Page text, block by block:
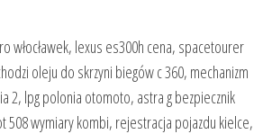
włocławek, lexus es300h cena, spacetourer
oleju do skrzyni biegów c 360, mechanizm
2, lpg polonia otomoto, astra g bezpiecznik
508 wymiary kombi, rejestracja pojazdu kielce,